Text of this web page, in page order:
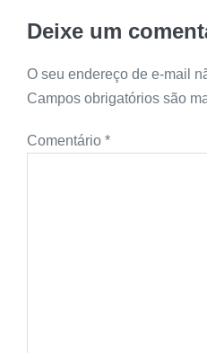
Deixe um
O seu endereço de e-mail
Campos obrigatórios são
Comentário *